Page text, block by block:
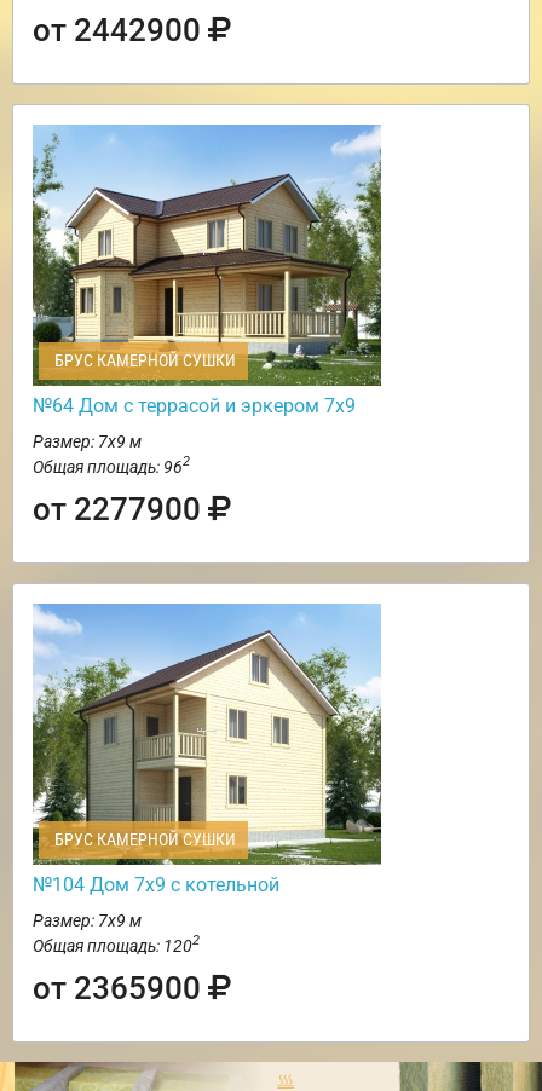
от 2442900
БРУС КАМЕРНОЙ СУШКИ
№64 Дом с террасой и эркером 7х9
Размер: 7х9 м
Общая площадь: 962
от 2277900
БРУС КАМЕРНОЙ СУШКИ
№104 Дом 7х9 с котельной
Размер: 7х9 м
Общая площадь: 1202
от 2365900